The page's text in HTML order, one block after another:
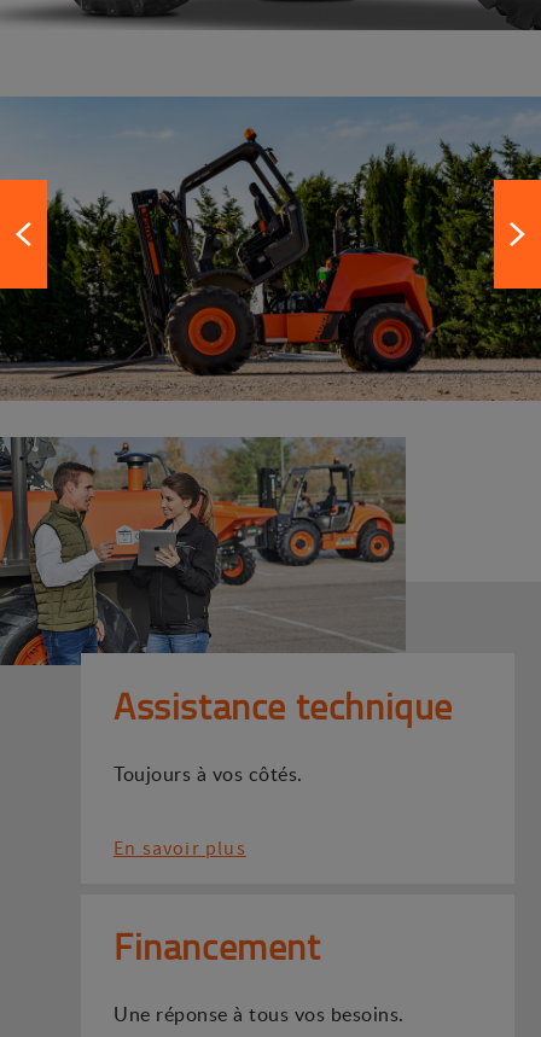
Assistance technique
Toujours à vos côtés.
En savoir plus
Financement
Une réponse à tous vos besoins.